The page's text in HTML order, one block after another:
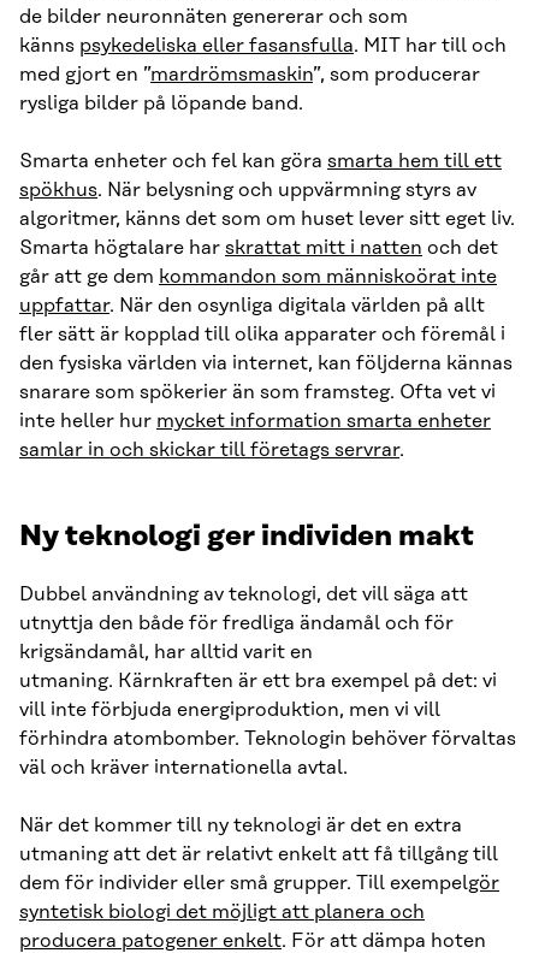
de bilder neuronnäten genererar och som
känns psykedeliska eller fasansfulla. MIT har till och
med gjort en ”mardrömsmaskin”, som producerar
rysliga bilder på löpande band.
Smarta enheter och fel kan göra smarta hem till ett
spökhus. När belysning och uppvärmning styrs av
algoritmer, känns det som om huset lever sitt eget liv.
Smarta högtalare har skrattat mitt i natten och det
går att ge dem kommandon som människoörat inte
uppfattar. När den osynliga digitala världen på allt
fler sätt är kopplad till olika apparater och föremål i
den fysiska världen via internet, kan följderna kännas
snarare som spökerier än som framsteg. Ofta vet vi
inte heller hur mycket information smarta enheter
samlar in och skickar till företags servrar.
Ny teknologi ger individen makt
Dubbel användning av teknologi, det vill säga att
utnyttja den både för fredliga ändamål och för
krigsändamål, har alltid varit en
utmaning. Kärnkraften är ett bra exempel på det: vi
vill inte förbjuda energiproduktion, men vi vill
förhindra atombomber. Teknologin behöver förvaltas
väl och kräver internationella avtal.
När det kommer till ny teknologi är det en extra
utmaning att det är relativt enkelt att få tillgång till
dem för individer eller små grupper. Till exempelgör
syntetisk biologi det möjligt att planera och
producera patogener enkelt. För att dämpa hoten